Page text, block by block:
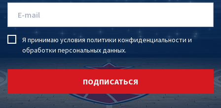
Я принимаю условия политики конфиденциальности и
обработки персональных данных.
ПОДПИСАТЬСЯ